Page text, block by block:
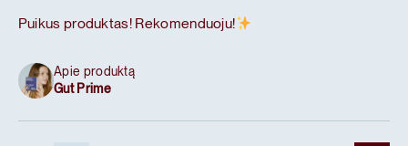
Puikus produktas! Rekomenduoju!
Apie produktą
Gut Prime